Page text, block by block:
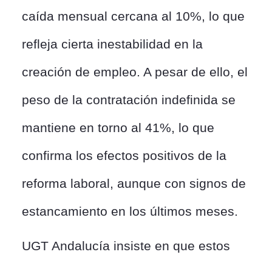
caída mensual cercana al 10%, lo que
refleja cierta inestabilidad en la
creación de empleo. A pesar de ello, el
peso de la contratación indefinida se
mantiene en torno al 41%, lo que
confirma los efectos positivos de la
reforma laboral, aunque con signos de
estancamiento en los últimos meses.
UGT Andalucía insiste en que estos